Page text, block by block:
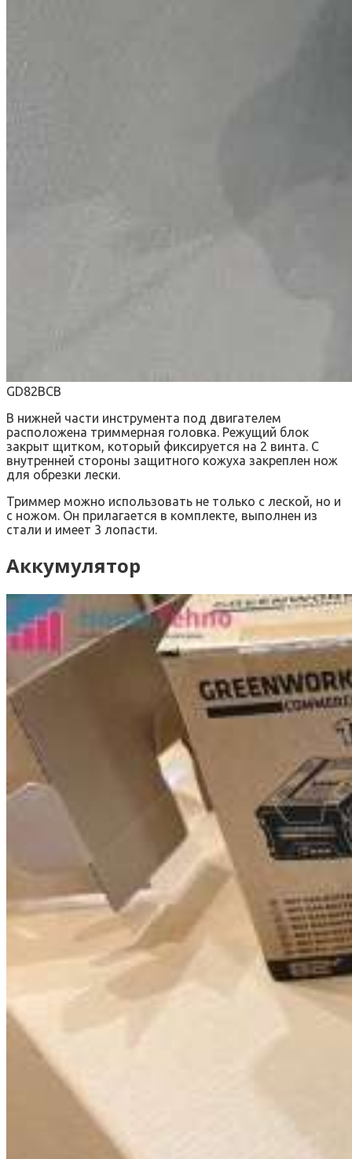
GD82BCB
В нижней части инструмента под двигателем
расположена триммерная головка. Режущий блок
закрыт щитком, который фиксируется на 2 винта. С
внутренней стороны защитного кожуха закреплен нож
для обрезки лески.
Триммер можно использовать не только с леской, но и
с ножом. Он прилагается в комплекте, выполнен из
стали и имеет 3 лопасти.
Аккумулятор